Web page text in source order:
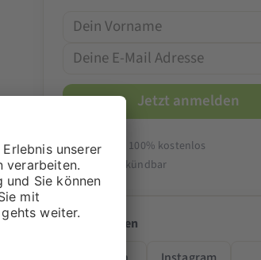
14-tägig & 100% kostenlos
Jederzeit kündbar
Folge teilen